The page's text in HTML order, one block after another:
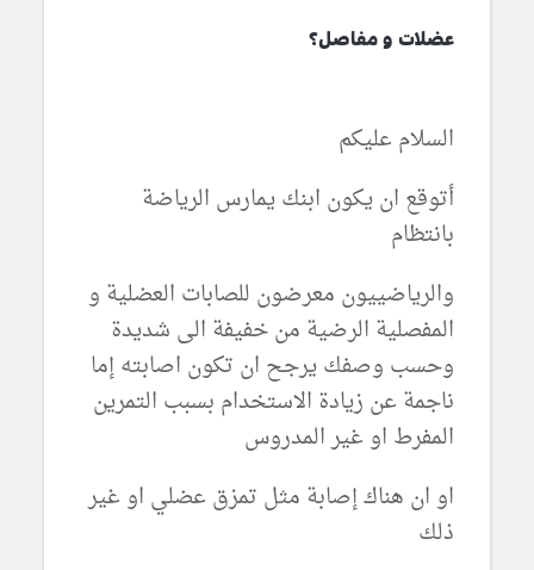
عضلات و مفاصل؟
السلام عليكم
أتوقع ان يكون ابنك يمارس الرياضة
بانتظام
والرياضييون معرضون للصابات العضلية و
المفصلية الرضية من خفيفة الى شديدة
وحسب وصفك يرجح ان تكون اصابته إما
ناجمة عن زيادة الاستخدام بسبب التمرين
المفرط او غير المدروس
او ان هناك إصابة مثل تمزق عضلي او غير
ذلك